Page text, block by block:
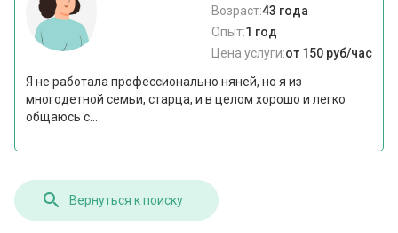
Возраст:43 года
Опыт:1 год
Цена услуги:от 150 руб/час
Я не работала профессионально няней, но я из
многодетной семьи, старца, и в целом хорошо и легко
общаюсь с...
Вернуться к поиску